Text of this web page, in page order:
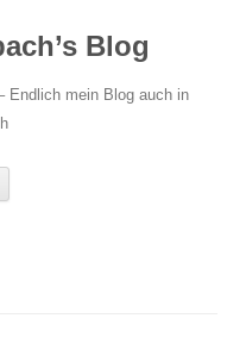
Blog
Endlich mein Blog auch in